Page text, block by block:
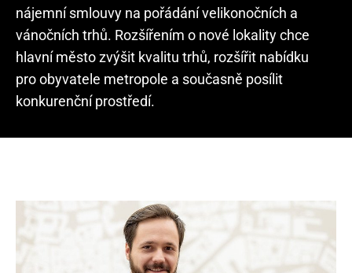
nájemní smlouvy na pořádání velikonočních a
vánočních trhů. Rozšířením o nové lokality chce
hlavní město zvýšit kvalitu trhů, rozšířit nabídku
pro obyvatele metropole a současně posílit
konkurenční prostředí.